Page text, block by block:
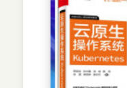
前端开发